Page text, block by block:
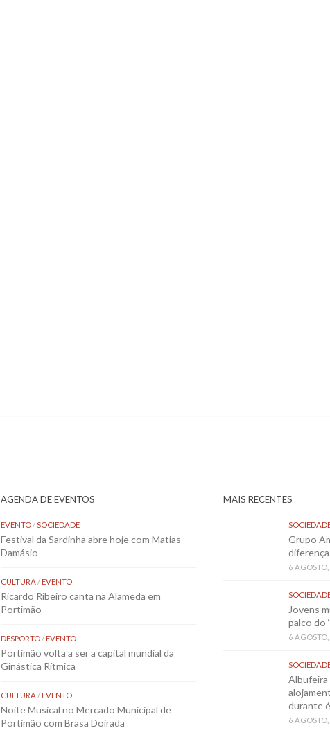
AGENDA DE EVENTOS
EVENTO/SOCIEDADE
Festival da Sardinha abre hoje com Matias
Damásio
CULTURA/EVENTO
Ricardo Ribeiro canta na Alameda em
Portimão
DESPORTO/EVENTO
Portimão volta a ser a capital mundial da
Ginástica Rítmica
CULTURA/EVENTO
Noite Musical no Mercado Municipal de
Portimão com Brasa Doirada
MAIS RECENTES
Grupo
6
Jovens
palco do
6
Albufeira
durante
6